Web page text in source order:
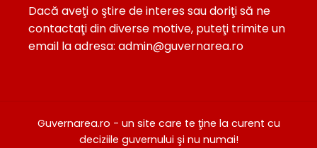
Dacă aveţi o ştire de interes sau doriţi să ne
contactaţi din diverse motive, puteţi trimite un
email la adresa: admin@guvernarea.ro
Guvernarea.ro - un site care te ţine la curent cu
deciziile guvernului şi nu numai!